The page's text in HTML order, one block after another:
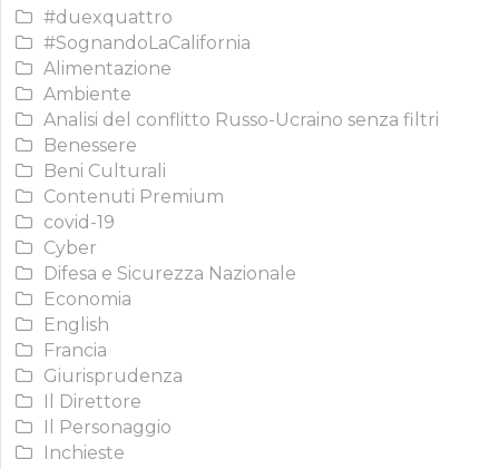
#duexquattro
#SognandoLaCalifornia
Alimentazione
Ambiente
Analisi del conflitto Russo-Ucraino senza filtri
Benessere
Beni Culturali
Contenuti Premium
covid-19
Cyber
Difesa e Sicurezza Nazionale
Economia
English
Francia
Giurisprudenza
Il Direttore
Il Personaggio
Inchieste